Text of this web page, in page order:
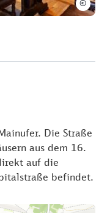
betrunken über
©
Die Straße
aus dem 16.
auf die
befindet.